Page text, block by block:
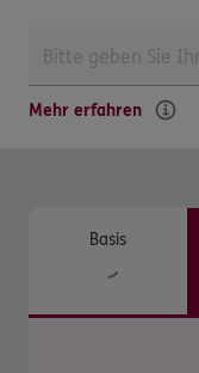
Mehr erfahren
Basis